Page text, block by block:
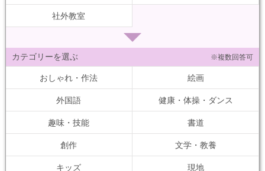
社外教室
カテゴリーを選ぶ ※複数回答可
おしゃれ・作法 絵画
外国語 健康・体操・ダンス
趣味・技能 書道
創作 文学・教養
キッズ 現地